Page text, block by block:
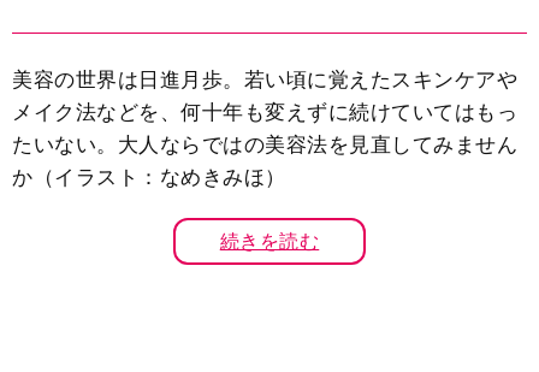
美容の世界は日進月歩。若い頃に覚えたスキンケアや
メイク法などを、何十年も変えずに続けていてはもっ
たいない。大人ならではの美容法を見直してみません
か（イラスト：なめきみほ）
続きを読む